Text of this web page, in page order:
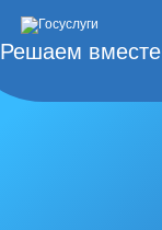
Решаем вместе